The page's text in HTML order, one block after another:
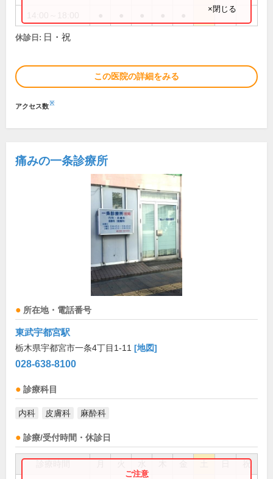
×閉じる
休診日: 日・祝
この医院の詳細をみる
アクセス数※
痛みの一条診療所
所在地・電話番号
東武宇都宮駅
栃木県宇都宮市一条4丁目1-11 [地図]
028-638-8100
診療科目
内科 皮膚科 麻酔科
診療/受付時間・休診日
祝